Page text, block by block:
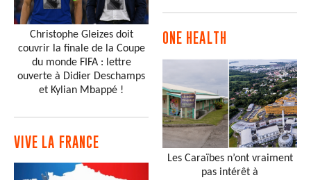
Christophe Gleizes doit
couvrir la finale de la Coupe
du monde FIFA : lettre
ouverte à Didier Deschamps
et Kylian Mbappé !
VIVE LA FRANCE
ONE HEALTH
Les Caraïbes n’ont vraiment
pas intérêt à